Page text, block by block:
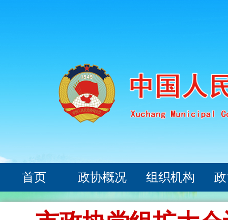
首页 政协概况 组织机构